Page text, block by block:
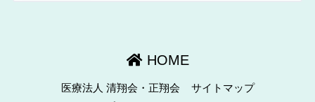
HOME
医療法人 清翔会・正翔会
サイトマップ